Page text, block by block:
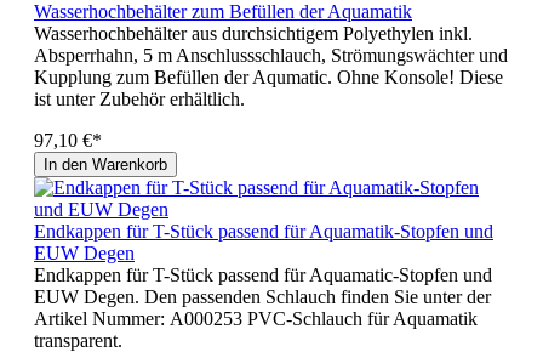
Wasserhochbehälter zum Befüllen der Aquamatik
Wasserhochbehälter aus durchsichtigem Polyethylen inkl.
Absperrhahn, 5 m Anschlussschlauch, Strömungswächter und
Kupplung zum Befüllen der Aqumatic. Ohne Konsole! Diese
ist unter Zubehör erhältlich.
97,10 €*
In den Warenkorb
Endkappen für T-Stück passend für Aquamatik-Stopfen und
EUW Degen
Endkappen für T-Stück passend für Aquamatic-Stopfen und
EUW Degen. Den passenden Schlauch finden Sie unter der
Artikel Nummer: A000253 PVC-Schlauch für Aquamatik
transparent.